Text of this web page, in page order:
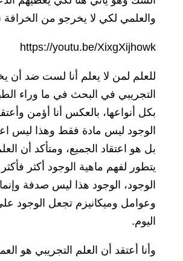
والعلمي لكي لا يخرجو من الخرافة
https://youtu.be/XixgXijhowk
للعلم لمن لا يعلم أنا لست ضد أن
التجريبي في البحث في ما وراء
بكل أنواعها، بالعكس أنا أؤمن
الوجود ليس مادة فقط وهذا ليس
بل هو اعتقاد الجميع، ومتأكد أن
يتطور لفهم ماهية الوجود أكثر
الوجود، الوجود هذا ليس صدفة
وعوامل وميكانيزم تجعل الوجود
اليوم.
وأنا أعتقد أن العلم التجريبي هو